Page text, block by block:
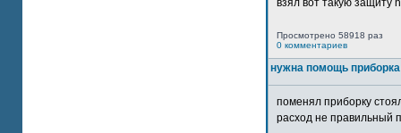
взял вот такую защиту
Просмотрено 58918 раз
0 комментариев
нужна помощь
поменял приборку
расход не правильный